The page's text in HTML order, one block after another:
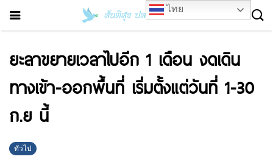
ยะลาขยายเวลาไปอีก 1 เดือน งดเดิน
ทางเข้า-ออกพื้นที่ เริ่มตั้งแต่วันที่ 1-30
ก.ย นี้
ทั่วไป
ไทย